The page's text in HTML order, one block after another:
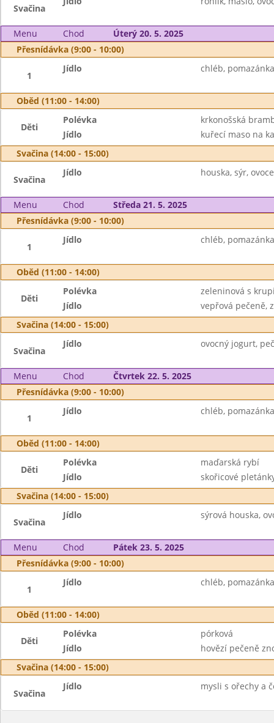
Svačina
Menu Chod
Úterý 20. 5. 2025
Přesnídávka (9:00 - 10:00)
1
Jídlo chléb,
Oběd (11:00 - 14:00)
Děti
Polévka
krkonošská
Jídlo
kuřecí maso na
Svačina (14:00 - 15:00)
Svačina
Jídlo houska, sýr,
Menu Chod
Středa 21. 5. 2025
Přesnídávka (9:00 - 10:00)
1
Jídlo chléb,
Oběd (11:00 - 14:00)
Děti
Polévka
zeleninová s
Jídlo
vepřová pečeně,
Svačina (14:00 - 15:00)
Svačina
Jídlo ovocný jogurt,
Menu Chod
Čtvrtek 22. 5. 2025
Přesnídávka (9:00 - 10:00)
1
Jídlo chléb,
Oběd (11:00 - 14:00)
Děti
Polévka
maďarská rybí
Jídlo
skořicové
Svačina (14:00 - 15:00)
Svačina
Jídlo sýrová houska,
Menu Chod
Pátek 23. 5. 2025
Přesnídávka (9:00 - 10:00)
1
Jídlo chléb,
Oběd (11:00 - 14:00)
Děti
Polévka
pórková
Jídlo
hovězí pečeně
Svačina (14:00 - 15:00)
Svačina
Jídlo mysli s ořechy a